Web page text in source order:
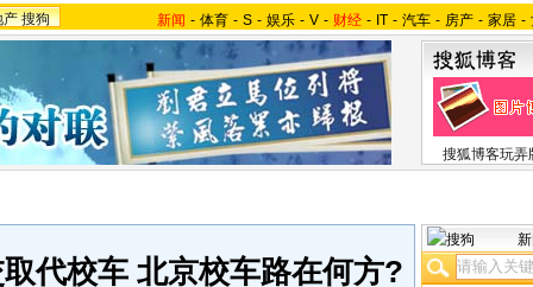
产 搜狗 新闻 - 体育 - S - 娱乐 - V - 财经 - IT - 汽车 - 房产 - 家居 -
搜狐博客玩弄
代校车 北京校车路在何方?